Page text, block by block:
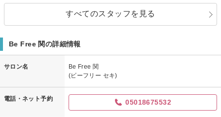
すべてのスタッフを見る
Be Free 関の詳細情報
サロン名
Be Free 関
(ビーフリー セキ)
電話・ネット予約 05018675532